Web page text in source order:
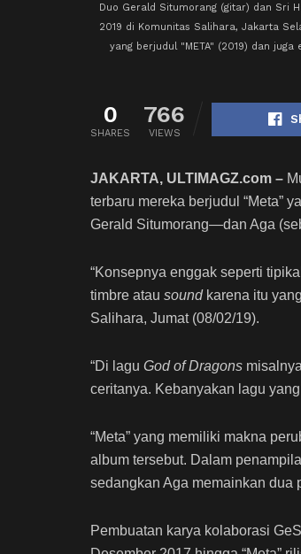
Duo Gerald Situmorang (gitar) dan Sri
2019 di Komunitas Salihara, Jakarta
yang berjudul "META" (2019) dan
0
SHARES
766
VIEWS
JAKARTA, ULTIMAGZ.com –
terbaru mereka berjudul “Meta”
Gerald Situmorang—dan Aga
“Konsepnya enggak seperti
timbre atau soundkarena itu
Salihara, Jumat (08/02/19).
“Di lagu God of Dragons
ceritanya. Kebanyakan lagu
“Meta” yang memiliki makna
album tersebut. Dalam
sedangkan Aga memainkan dua
Pembuatan karya kolaborasi